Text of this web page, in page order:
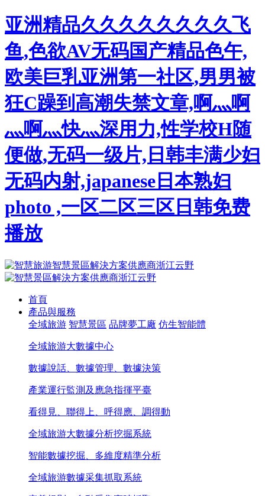
亚洲精品久久久久久久久久飞
鱼,色欲AV无码国产精品色午,
欧美巨乳亚洲第一社区,男男被
狂C躁到高潮失禁文章,啊灬啊
灬啊灬快灬深用力,性学校H随
便做,无码一级片,日韩丰满少妇
无码内射,japanese日本熟妇
photo ,一区二区三区日韩免费
播放
首頁
產品與服務
全域旅游 智慧景區 品牌夢工廠 仿生智能體
全域旅游大數據中心
數據說話、數據管理、數據決策
產業運行監測及應急指揮平臺
看得見、聯得上、呼得應、調得動
全域旅游大數據分析挖掘系統
智能數據挖掘、多維度精準分析
全域旅游數據采集抓取系統